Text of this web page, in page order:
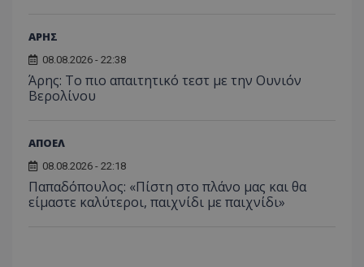
ΑΡΗΣ
08.08.2026 - 22:38
Άρης: Το πιο απαιτητικό τεστ με την Ουνιόν
Βερολίνου
ΑΠΟΕΛ
08.08.2026 - 22:18
Παπαδόπουλος: «Πίστη στο πλάνο μας και θα
είμαστε καλύτεροι, παιχνίδι με παιχνίδι»